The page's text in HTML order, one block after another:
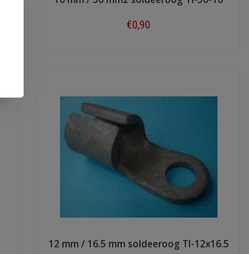
€0,90
12 mm / 16.5 mm soldeeroog TI-12x16.5